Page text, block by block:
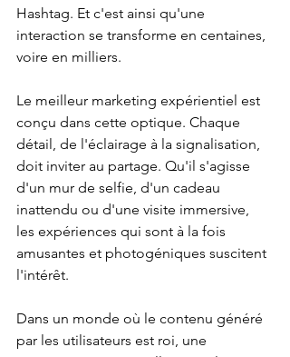
Hashtag. Et c'est ainsi qu'une
interaction se transforme en centaines,
voire en milliers.
Le meilleur marketing expérientiel est
conçu dans cette optique. Chaque
détail, de l'éclairage à la signalisation,
doit inviter au partage. Qu'il s'agisse
d'un mur de selfie, d'un cadeau
inattendu ou d'une visite immersive,
les expériences qui sont à la fois
amusantes et photogéniques suscitent
l'intérêt.
Dans un monde où le contenu généré
par les utilisateurs est roi, une